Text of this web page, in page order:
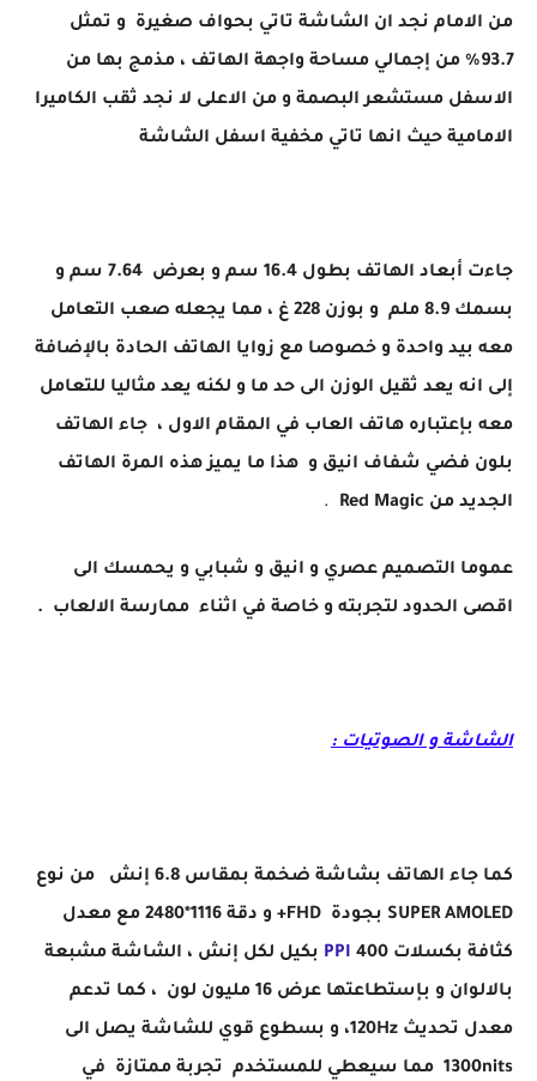
من الامام نجد ان الشاشة تاتي بحواف صغيرة و تمثل
93.7% من إجمالي مساحة واجهة الهاتف ، مذمج بها من
الاسفل مستشعر البصمة و من الاعلى لا نجد ثقب الكاميرا
الامامية حيث انها تاتي مخفية اسفل الشاشة
جاءت أبعاد الهاتف بطول 16.4 سم و بعرض 7.64 سم و
بسمك 8.9 ملم و بوزن 228 غ ،
مما يجعله صعب التعامل
معه بيد واحدة و خصوصا مع زوايا الهاتف الحادة بالإضافة
إلى انه يعد ثقيل الوزن الى حد ما و لكنه يعد مثاليا للتعامل
معه بإعتباره هاتف العاب في المقام الاول ، جاء الهاتف
بلون فضي شفاف انيق و هذا ما يميز هذه المرة الهاتف
الجديد من Red Magic
.
عموما التصميم عصري و انيق و شبابي و يحمسك الى
اقصى الحدود لتجربته و خاصة في اثناء ممارسة الالعاب .
الشاشة و الصوتيات :
كما جاء الهاتف بشاشة ضخمة بمقاس 6.8 إنش من نوع
SUPER AMOLED بجودة FHD+
و دقة 1116*2480 مع معدل
كثافة بكسلات 400
PPI بكيل لكل إنش ، الشاشة مشبعة
بالالوان و بإستطاعتها عرض 16 مليون لون ، كما تدعم
معدل تحديث 120Hz، و بسطوع قوي للشاشة يصل الى
1300nits مما سيعطي للمستخدم تجربة ممتازة في